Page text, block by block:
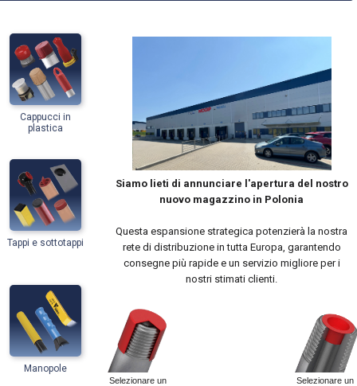
Siamo lieti di annunciare l'apertura del nostro
nuovo magazzino in Polonia
Questa espansione strategica potenzierà la nostra
rete di distribuzione in tutta Europa, garantendo
consegne più rapide e un servizio migliore per i
nostri stimati clienti.
Selezionare un
Selezionare un
Cappucci in
plastica
Tappi e sottotappi
Manopole